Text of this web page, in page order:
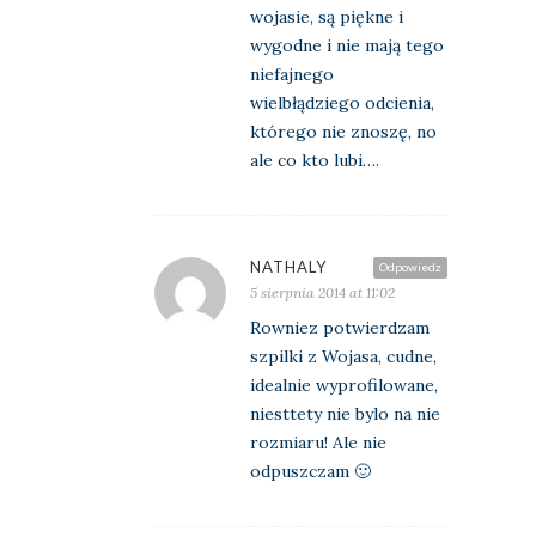
wojasie, są piękne i
wygodne i nie mają tego
niefajnego
wielbłądziego odcienia,
którego nie znoszę, no
ale co kto lubi….
Odpowiedz
NATHALY
5 sierpnia 2014 at 11:02
Rowniez potwierdzam
szpilki z Wojasa, cudne,
idealnie wyprofilowane,
niesttety nie bylo na nie
rozmiaru! Ale nie
odpuszczam 🙂